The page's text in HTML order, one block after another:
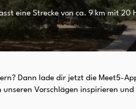
eine Strecke von ca. 9 km mit 20
Dann lade dir jetzt die Meet5-
Vorschlägen inspirieren